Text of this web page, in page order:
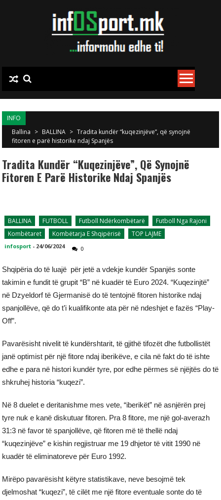
INFO
Ballina > BALLINA > Tradita kundër “kuqezinjëve”, që synojnë
fitoren e parë historike ndaj Spanjës
Tradita Kundër “kuqezinjëve”, Që Synojnë
Fitoren E Parë Historike Ndaj Spanjës
BALLINA FUTBOLL Futboll Ndërkombëtarë
Futboll Nga Rajoni
Kombëtaret
Kombëtarja E Shqipërisë TOP LAJME
infosport - 24/06/2024 0
Shqipëria do të luajë për jetë a vdekje kundër Spanjës sonte
takimin e fundit të grupit “B” në kuadër të Euro 2024. “Kuqezinjtë”
në Dzyeldorf të Gjermanisë do të tentojnë fitoren historike ndaj
spanjollëve, që do t’i kualifikonte ata për në ndeshjet e fazës “Play-
Off”.
Pavarësisht nivelit të kundërshtarit, të gjithë tifozët dhe futbollistët
janë optimist për një fitore ndaj iberikëve, e cila në fakt do të ishte
edhe e para në histori kundër tyre, por edhe përmes së njëjtës do të
shkruhej historia “kuqezi”.
Në 8 duelet e deritanishme mes vete, “iberikët” në asnjërën prej
tyre nuk e kanë diskutuar fitoren. Pra 8 fitore, me një gol-averazh
31:3 në favor të spanjollëve, që fitoren më të thellë ndaj
“kuqezinjëve” e kishin regjistruar me 19 dhjetor të vitit 1990 në
kuadër të eliminatoreve për Euro 1992.
Mirëpo pavarësisht këtyre statistikave, neve besojmë tek
djelmoshat “kuqezi”, të cilët me një fitore eventuale sonte do të